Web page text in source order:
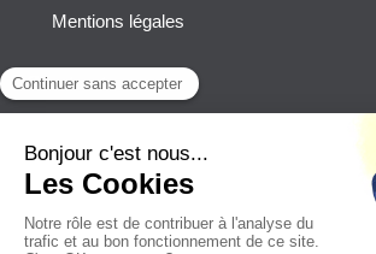
Mentions légales
Contact
cblanchard@beep-consulting.com
Contacter Cyril